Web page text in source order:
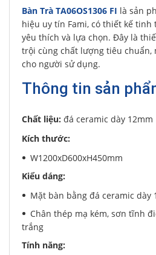
Bàn Trà TA06OS1306 FI là sản
hiệu uy tín Fami, có thiết kế
yêu thích và lựa chọn. Đây là
trội cùng chất lượng tiêu chuẩn,
cho người sử dụng.
Thông tin sản
Chất liệu: đá ceramic dày 12mm
Kích thước:
W1200xD600xH450mm
Kiểu dáng:
Mặt bàn bằng đá ceramic dày
Chân thép mạ kém, sơn tĩnh
trắng
Tính năng: